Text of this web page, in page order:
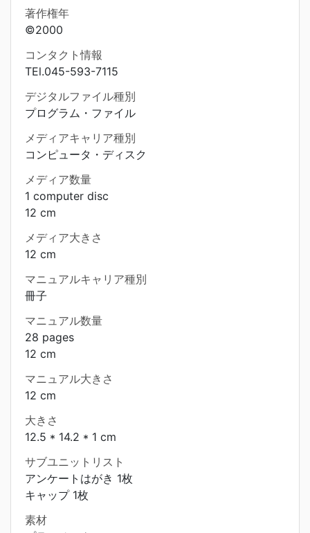
著作権年
©2000
コンタクト情報
TEl.045-593-7115
デジタルファイル種別
プログラム・ファイル
メディアキャリア種別
コンピュータ・ディスク
メディア数量
1 computer disc
12 cm
メディア大きさ
12 cm
マニュアルキャリア種別
冊子
マニュアル数量
28 pages
12 cm
マニュアル大きさ
12 cm
大きさ
12.5 * 14.2 * 1 cm
サブユニットリスト
アンケートはがき 1枚
キャップ 1枚
素材